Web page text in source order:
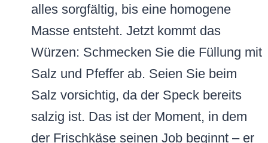
alles sorgfältig, bis eine homogene
Masse entsteht. Jetzt kommt das
Würzen: Schmecken Sie die Füllung mit
Salz und Pfeffer ab. Seien Sie beim
Salz vorsichtig, da der Speck bereits
salzig ist. Das ist der Moment, in dem
der Frischkäse seinen Job beginnt – er